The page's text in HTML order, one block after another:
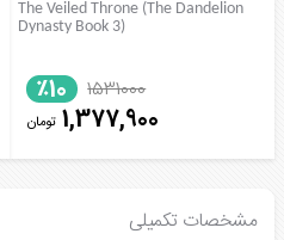
The Veiled Throne (The Dandelion
Dynasty Book 3)
1531000
٪10
1,377,900 تومان
مشخصات تکمیلی